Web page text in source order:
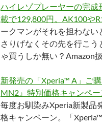
ハイレゾプレーヤーの完成
載で129,800円。AK100や
ークマンがそれを担わな
さりげなくその先を行こ
ゃ買うしか無い？Amazon
新発売の「Xperia™ A」ご
MN2』特別価格キャンペ
毎度お馴染みXperia新製品
格キャンペーン。「